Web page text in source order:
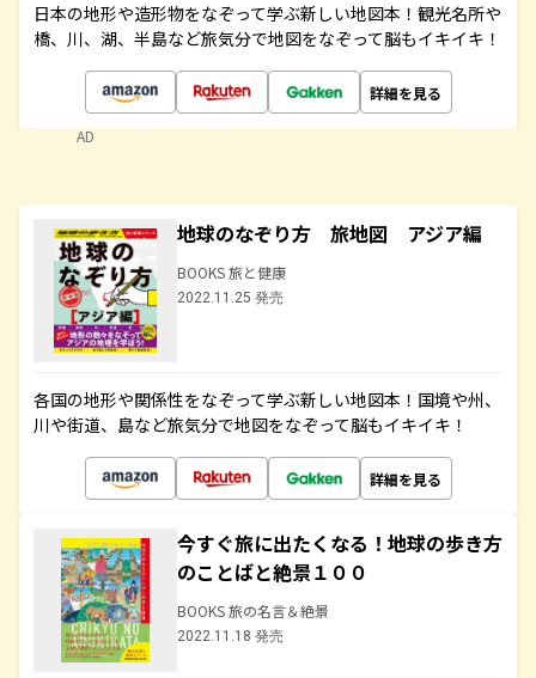
日本の地形や造形物をなぞって学ぶ新しい地図本！観光名所や
橋、川、湖、半島など旅気分で地図をなぞって脳もイキイキ！
詳細を見る
AD
地球のなぞり方 旅地図 アジア編
BOOKS 旅と健康
2022.11.25 発売
各国の地形や関係性をなぞって学ぶ新しい地図本！国境や州、
川や街道、島など旅気分で地図をなぞって脳もイキイキ！
詳細を見る
今すぐ旅に出たくなる！地球の歩き方
のことばと絶景１００
BOOKS 旅の名言＆絶景
2022.11.18 発売